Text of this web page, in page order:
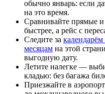
обычно январь: если
на это время.
Сравнивайте прямые
быстрее, а рейс с
Следите за
месяцам на этой
выгодную дату.
Летите налегке —
кладью: без багажа
Приезжайте в